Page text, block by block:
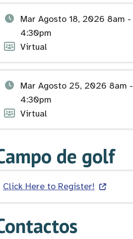
Fecha
hora
del
Mar Agosto 18, 2026 8am -
4:30pm
Formato
del
Virtual
Fecha
hora
del
Mar Agosto 25, 2026 8am -
4:30pm
Formato
del
Virtual
de golf
Click Here to Register!